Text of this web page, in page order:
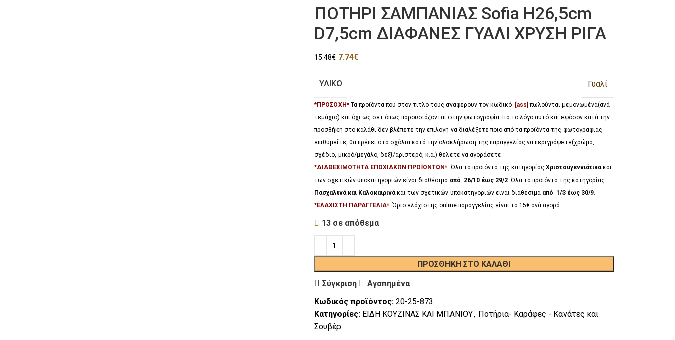
ΠΟΤΗΡΙ ΣΑΜΠΑΝΙΑΣ Sofia H26,5cm
D7,5cm ΔΙΑΦΑΝΕΣ ΓΥΑΛΙ ΧΡΥΣΗ ΡΙΓΑ
15.48€ 7.74€
ΥΛΙΚΟ Γυαλί
*ΠΡΟΣΟΧΗ* Τα προϊόντα που στον τίτλο τους αναφέρουν τον κωδικό [ass] πωλούνται μεμονωμένα(ανά
τεμάχιο) και όχι ως σετ όπως παρουσιάζονται στην φωτογραφία. Για το λόγο αυτό και εφόσον κατά την
προσθήκη στο καλάθι δεν βλέπετε την επιλογή να διαλέξετε ποιο από τα προϊόντα της φωτογραφίας
επιθυμείτε, θα πρέπει στα σχόλια κατά την ολοκλήρωση της παραγγελίας να περιγράψετε(χρώμα,
σχέδιο, μικρό/μεγάλο, δεξί/αριστερό, κ.α.) θέλετε να αγοράσετε.
*ΔΙΑΘΕΣΙΜΟΤΗΤΑ ΕΠΟΧΙΑΚΩΝ ΠΡΟΪΟΝΤΩΝ* Όλα τα προϊόντα της κατηγορίας Χριστουγεννιάτικακαι
των σχετικών υποκατηγοριών είναι διαθέσιμα από 26/10 έως 29/2. Όλα τα προϊόντα της κατηγορίας
Πασχαλινά και Καλοκαιρινάκαι των σχετικών υποκατηγοριών είναι διαθέσιμα από 1/3 έως 30/9.
*ΕΛΑΧΙΣΤΗ ΠΑΡΑΓΓΕΛΙΑ* Όριο ελάχιστης online παραγγελίας είναι τα 15€ ανά αγορά.
13 σε απόθεμα
ΠΡΟΣΘΉΚΗ ΣΤΟ ΚΑΛΆΘΙ
Σύγκριση
Αγαπημένα
Κωδικός προϊόντος: 20-25-873
Κατηγορίες: ΕΙΔΗ ΚΟΥΖΙΝΑΣ ΚΑΙ ΜΠΑΝΙΟΥ, Ποτήρια- Καράφες - Κανάτες και
Σουβέρ